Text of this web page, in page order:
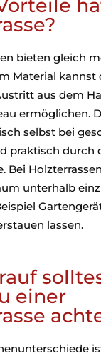
bieten gleich
Material
aus dem
ermöglichen.
selbst bei
praktisch durch
Bei
unterhalb
lassen.
einer